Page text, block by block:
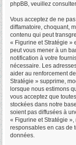
phpBB, veuillez
Vous acceptez de ne
diffamatoire, choquant,
contenu qui peut
« Figurine et Stratégie »
peut vous mener à un
notification à votre
nécessaire. Les
aider au renforcement
Stratégie » supprime,
lorsque nous estimons
vous acceptez que
stockées dans notre
soient pas diffusées à
« Figurine et Stratégie
responsables en cas de
données.